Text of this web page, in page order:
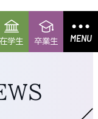
在学生 卒業生 MENU